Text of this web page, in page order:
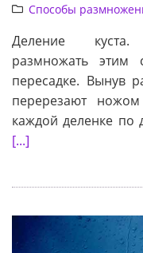
Способы
Деление
размножать этим
пересадке. Вынув
перерезают
каждой деленке по
[...]